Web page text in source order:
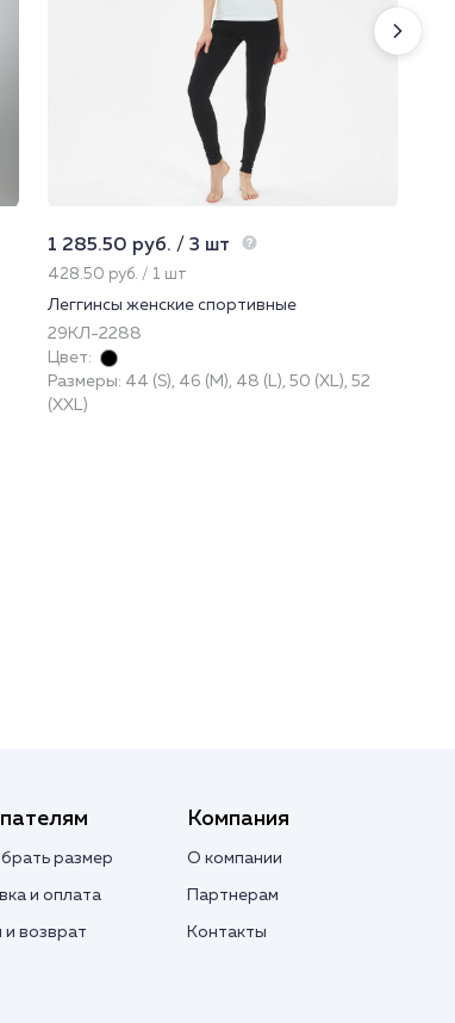
1 285.50 руб. / 3 шт
428.50 руб. / 1 шт
Леггинсы женские спортивные
29КЛ-2288
Цвет:
Размеры: 44 (S), 46 (M), 48 (L), 50 (XL), 52
(XXL)
размер
и оплата
возврат
Компания
О компании
Партнерам
Контакты